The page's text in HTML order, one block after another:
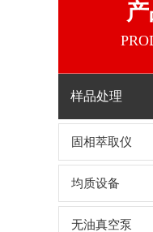
样品处理
固相萃取仪
均质设备
无油真空泵